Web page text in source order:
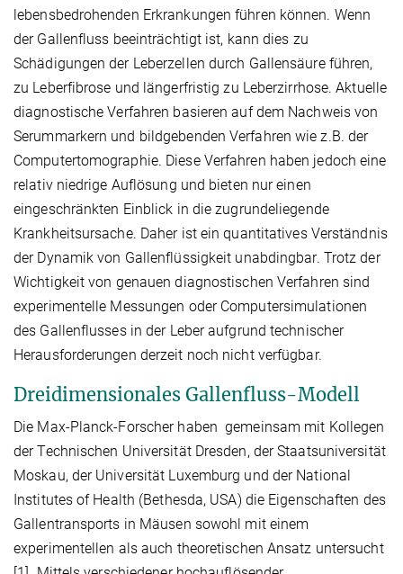
lebensbedrohenden Erkrankungen führen können. Wenn
der Gallenfluss beeinträchtigt ist, kann dies zu
Schädigungen der Leberzellen durch Gallensäure führen,
zu Leberfibrose und längerfristig zu Leberzirrhose. Aktuelle
diagnostische Verfahren basieren auf dem Nachweis von
Serummarkern und bildgebenden Verfahren wie z.B. der
Computertomographie. Diese Verfahren haben jedoch eine
relativ niedrige Auflösung und bieten nur einen
eingeschränkten Einblick in die zugrundeliegende
Krankheitsursache. Daher ist ein quantitatives Verständnis
der Dynamik von Gallenflüssigkeit unabdingbar. Trotz der
Wichtigkeit von genauen diagnostischen Verfahren sind
experimentelle Messungen oder Computersimulationen
des Gallenflusses in der Leber aufgrund technischer
Herausforderungen derzeit noch nicht verfügbar.
Dreidimensionales Gallenfluss-Modell
Die Max-Planck-Forscher haben gemeinsam mit Kollegen
der Technischen Universität Dresden, der Staatsuniversität
Moskau, der Universität Luxemburg und der National
Institutes of Health (Bethesda, USA) die Eigenschaften des
Gallentransports in Mäusen sowohl mit einem
experimentellen als auch theoretischen Ansatz untersucht